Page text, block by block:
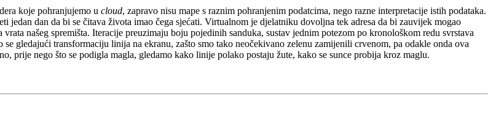
koje pohranjujemo u cloud, zapravo nisu mape s raznim pohranjenim podatcima, nego razne interpretacije istih podataka.
jedan dan da bi se čitava života imao čega sjećati. Virtualnom je djelatniku dovoljna tek adresa da bi zauvijek mogao
našeg spremišta. Iteracije preuzimaju boju pojedinih sanduka, sustav jednim potezom po kronološkom redu svrstava
gledajući transformaciju linija na ekranu, zašto smo tako neočekivano zelenu zamijenili crvenom, pa odakle onda ova
prije nego što se podigla magla, gledamo kako linije polako postaju žute, kako se sunce probija kroz maglu.